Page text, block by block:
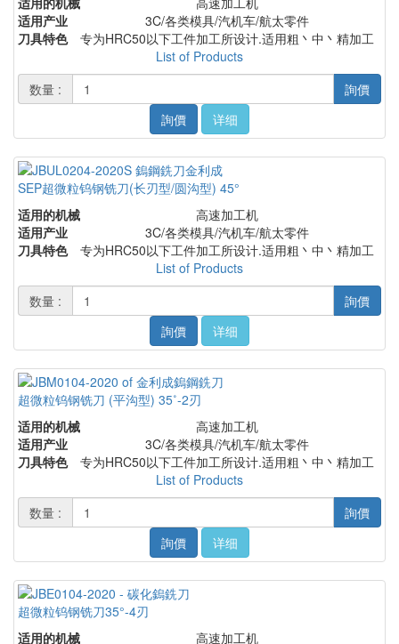
适用产业
3C/各类模具/汽机车/航太零件
刀具特色
专为HRC50以下工件加工所设计.适用粗丶中丶精加工
List of Products
数量 :
詢價
詢價
详细
SEP超微粒钨钢铣刀(长刃型/圆沟型) 45°
适用的机械
高速加工机
适用产业
3C/各类模具/汽机车/航太零件
刀具特色
专为HRC50以下工件加工所设计.适用粗丶中丶精加工
List of Products
数量 :
詢價
詢價
详细
超微粒钨钢铣刀 (平沟型) 35˚-2刃
适用的机械
高速加工机
适用产业
3C/各类模具/汽机车/航太零件
刀具特色
专为HRC50以下工件加工所设计.适用粗丶中丶精加工
List of Products
数量 :
詢價
詢價
详细
超微粒钨钢铣刀35°-4刃
适用的机械
高速加工机